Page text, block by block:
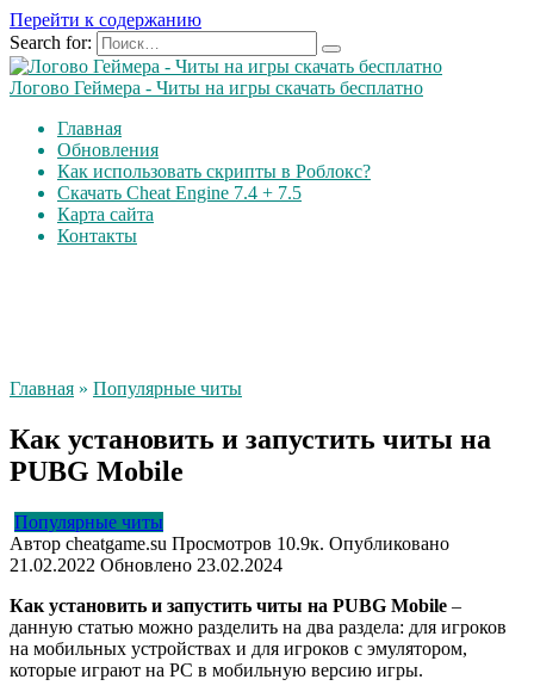
Перейти к содержанию
Search for:
Логово Геймера - Читы на игры скачать бесплатно
Главная
Обновления
Как использовать скрипты в Роблокс?
Скачать Cheat Engine 7.4 + 7.5
Карта сайта
Контакты
Главная » Популярные читы
Как установить и запустить читы на
PUBG Mobile
Популярные читы
Автор cheatgame.su Просмотров 10.9к. Опубликовано
21.02.2022 Обновлено 23.02.2024
Как установить и запустить читы на PUBG Mobile –
данную статью можно разделить на два раздела: для игроков
на мобильных устройствах и для игроков с эмулятором,
которые играют на PC в мобильную версию игры.